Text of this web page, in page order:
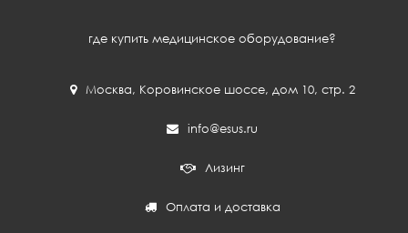
где купить медицинское оборудование?
Москва, Коровинское шоссе, дом 10, стр. 2
info@esus.ru
Лизинг
Оплата и доставка